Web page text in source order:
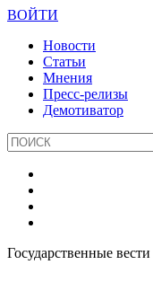
ВОЙТИ
Новости
Статьи
Мнения
Пресс-релизы
Демотиватор
Государственные вести